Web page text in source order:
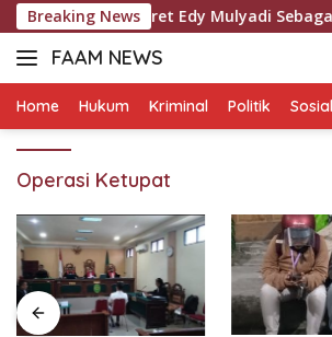
Langsung
ke
konten
Breaking News
Menyeret Edy Mulyadi Sebagai
FAAM NEWS
Mengungkap
Mengawal
Home Hukum Kriminal Politik Sosial
Operasi Ketupat